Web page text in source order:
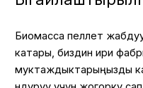
Биомасса пеллет
катары, биздин ири
муктаждыктарыңызды